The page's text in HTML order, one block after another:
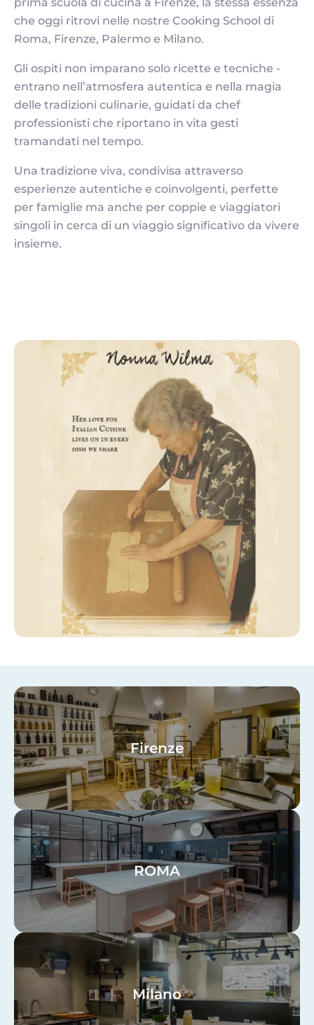
che oggi ritrovi nelle nostre Cooking School di
Roma, Firenze, Palermo e Milano.
Gli ospiti non imparano solo ricette e tecniche -
entrano nell’atmosfera autentica e nella magia
delle tradizioni culinarie, guidati da chef
professionisti che riportano in vita gesti
tramandati nel tempo.
Una tradizione viva, condivisa attraverso
esperienze autentiche e coinvolgenti, perfette
per famiglie ma anche per coppie e viaggiatori
singoli in cerca di un viaggio significativo da vivere
insieme.
Image
Image
Firenze
Image
ROMA
Image
Milano